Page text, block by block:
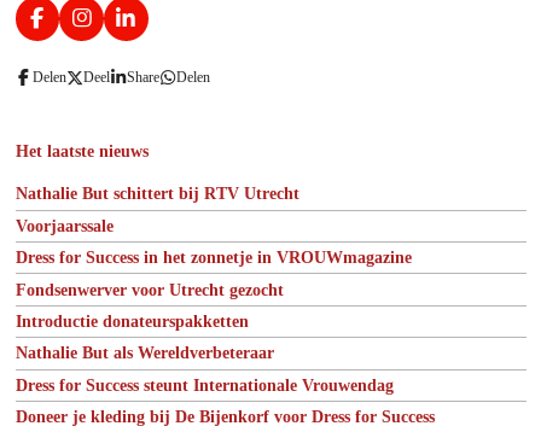
F
a
e
k
I
n
t
a
L
i
k
n
Delen Deel Share Delen
Het laatste nieuws
Nathalie But schittert bij RTV Utrecht
Voorjaarssale
Dress for Success in het zonnetje in VROUWmagazine
Fondsenwerver voor Utrecht gezocht
Introductie donateurspakketten
Nathalie But als Wereldverbeteraar
Dress for Success steunt Internationale Vrouwendag
Doneer je kleding bij De Bijenkorf voor Dress for Success